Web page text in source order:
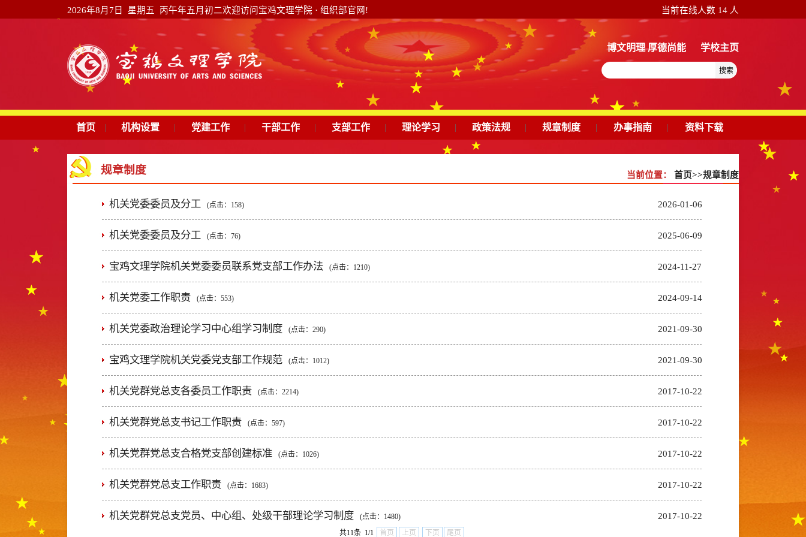
2026年8月7日 星期五 丙午年五月初二欢迎访问宝鸡文理学院 · 组织部官网! 当前在线人数 14 人
博文明理 厚德尚能 学校主页
搜索
首页 | 机构设置 | 党建工作 | 干部工作 | 支部工作 | 理论学习 | 政策法规 | 规章制度 | 办事指南 | 资料下载
当前位置： 首页>>规章制度
规章制度
机关党委委员及分工 (点击： 158) 2026-01-06
机关党委委员及分工 (点击： 76) 2025-06-09
宝鸡文理学院机关党委委员联系党支部工作办法 (点击： 1210) 2024-11-27
机关党委工作职责 (点击： 553) 2024-09-14
机关党委政治理论学习中心组学习制度 (点击： 290) 2021-09-30
宝鸡文理学院机关党委党支部工作规范 (点击： 1012) 2021-09-30
机关党群党总支各委员工作职责 (点击： 2214) 2017-10-22
机关党群党总支书记工作职责 (点击： 597) 2017-10-22
机关党群党总支合格党支部创建标准 (点击： 1026) 2017-10-22
机关党群党总支工作职责 (点击： 1683) 2017-10-22
机关党群党总支党员、中心组、处级干部理论学习制度 (点击： 1480) 2017-10-22
共11条 1/1 首页 上页 下页 尾页